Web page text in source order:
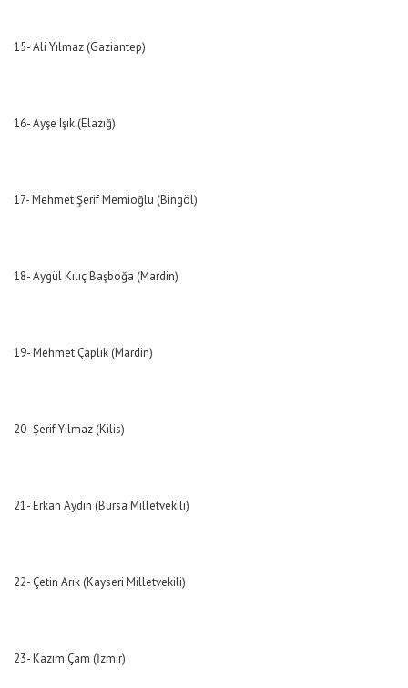
15- Ali Yılmaz (Gaziantep)
16- Ayşe Işık (Elazığ)
17- Mehmet Şerif Memioğlu (Bingöl)
18- Aygül Kılıç Başboğa (Mardin)
19- Mehmet Çaplık (Mardin)
20- Şerif Yılmaz (Kilis)
21- Erkan Aydın (Bursa Milletvekili)
22- Çetin Arık (Kayseri Milletvekili)
23- Kazım Çam (İzmir)